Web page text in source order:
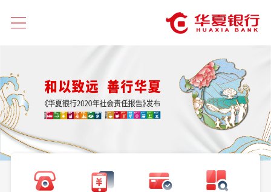
个人金融
公司金融
今日华夏